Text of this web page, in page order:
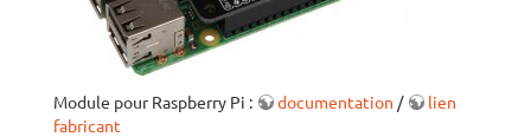
Module pour Raspberry Pi : documentation /
lien
fabricant